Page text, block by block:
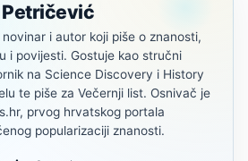
Petričević
novinar i autor koji piše o znanosti,
i povijesti. Gostuje kao stručni
na Science Discovery i History
te piše za Večernji list. Osnivač je
prvog hrvatskog portala
popularizaciji znanosti.